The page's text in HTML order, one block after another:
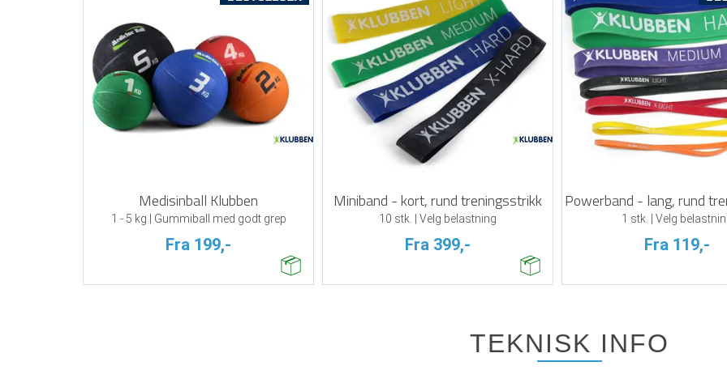
Medisinball Klubben
1 - 5 kg | Gummiball med godt grep
Fra 199,-
Miniband - kort, rund treningsstrikk
10 stk. | Velg belastning
Fra 399,-
Powerband - lang, rund
1 stk. | Velg
Fra 119,-
TEKNISK INFO